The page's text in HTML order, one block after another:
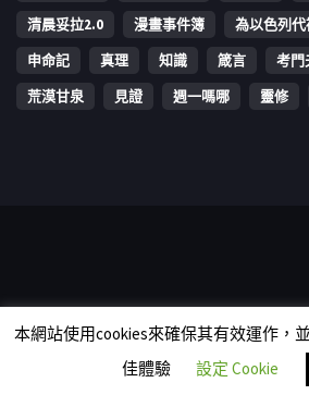
清晨妥拉2.0
漫畫事件簿 為以色列代
申命記
真理 知識 箴言 考門
荒漠甘泉
見證 週一嗎哪 靈修
rights reserved.
本網站使用cookies來確保其有效運作，
佳體驗
設定 Cookie